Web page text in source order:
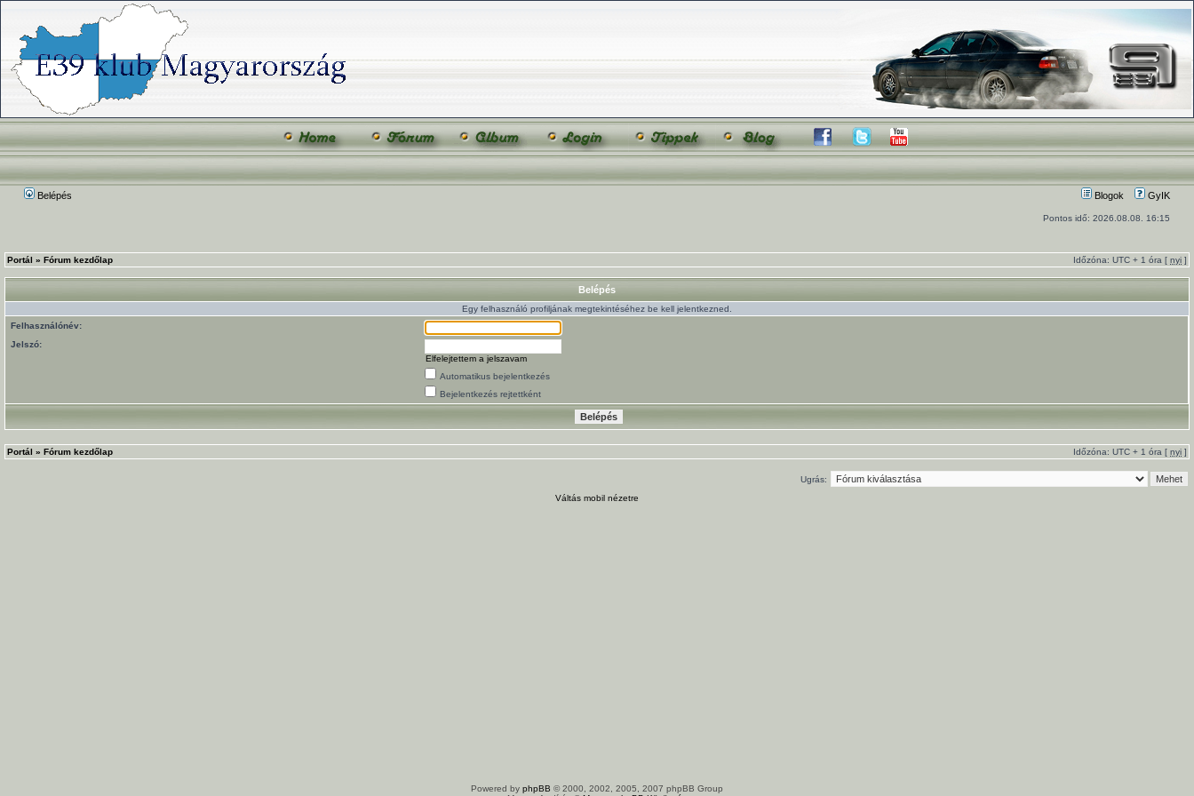
Belépés Blogok GyIK
Pontos idő: 2026.08.08. 16:15
Portál » Fórum kezdőlap Időzóna: UTC + 1 óra [ nyi ]
Belépés
Egy felhasználó profiljának megtekintéséhez be kell jelentkezned.
Felhasználónév:
Jelszó:
Elfelejtettem a jelszavam
Automatikus bejelentkezés
Bejelentkezés rejtettként
Portál » Fórum kezdőlap Időzóna: UTC + 1 óra [ nyi ]
Ugrás:
Váltás mobil nézetre
Powered by phpBB © 2000, 2002, 2005, 2007 phpBB Group